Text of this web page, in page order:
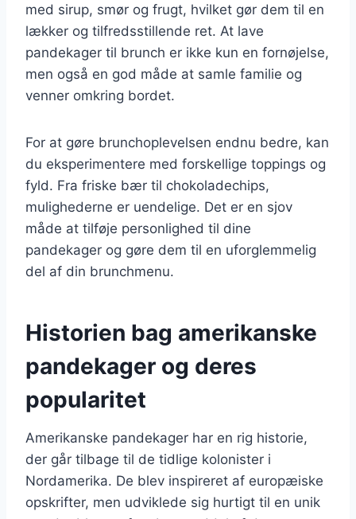
med sirup, smør og frugt, hvilket gør dem til en
lækker og tilfredsstillende ret. At lave
pandekager til brunch er ikke kun en fornøjelse,
men også en god måde at samle familie og
venner omkring bordet.
For at gøre brunchoplevelsen endnu bedre, kan
du eksperimentere med forskellige toppings og
fyld. Fra friske bær til chokoladechips,
mulighederne er uendelige. Det er en sjov
måde at tilføje personlighed til dine
pandekager og gøre dem til en uforglemmelig
del af din brunchmenu.
Historien bag amerikanske
pandekager og deres
popularitet
Amerikanske pandekager har en rig historie,
der går tilbage til de tidlige kolonister i
Nordamerika. De blev inspireret af europæiske
opskrifter, men udviklede sig hurtigt til en unik